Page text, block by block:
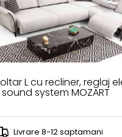
L cu recliner, reglaj
sound system MOZART
Livrare 8-12 saptamani